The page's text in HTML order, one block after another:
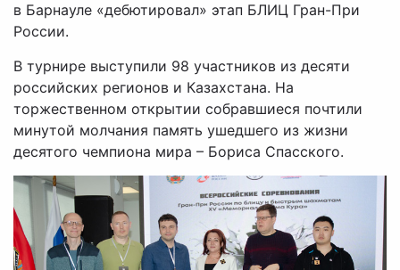
в Барнауле «дебютировал» этап БЛИЦ Гран-При
России.
В турнире выступили 98 участников из десяти
российских регионов и Казахстана. На
торжественном открытии собравшиеся почтили
минутой молчания память ушедшего из жизни
десятого чемпиона мира – Бориса Спасского.